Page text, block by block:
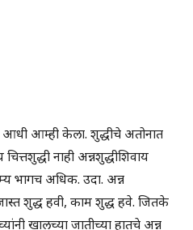
आधी आम्ही केला. शुद्धीचे अतोनात
नाही अन्नशुद्धीशिवाय
भागच अधिक. उदा. अन्न
जास्त शुद्ध हवी, काम शुद्ध हवे. जितके
खालच्या जातीच्या हातचे अन्न